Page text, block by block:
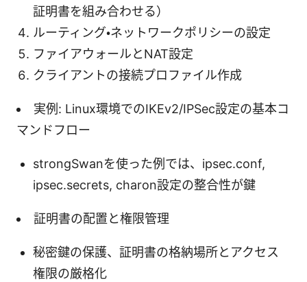
証明書を組み合わせる）
ルーティング・ネットワークポリシーの設定
ファイアウォールとNAT設定
クライアントの接続プロファイル作成
実例: Linux環境でのIKEv2/IPSec設定の基本コ
マンドフロー
strongSwanを使った例では、ipsec.conf,
ipsec.secrets, charon設定の整合性が鍵
証明書の配置と権限管理
秘密鍵の保護、証明書の格納場所とアクセス
権限の厳格化